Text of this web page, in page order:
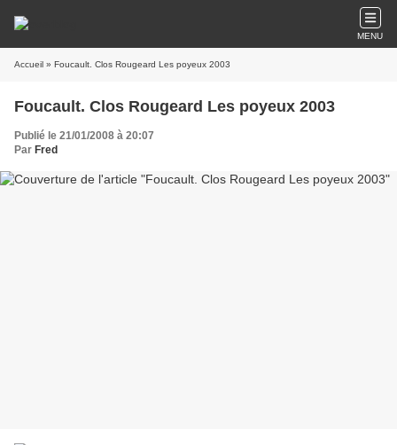
MENU
Accueil » Foucault. Clos Rougeard Les poyeux 2003
Foucault. Clos Rougeard Les poyeux 2003
Publié le 21/01/2008 à 20:07
Par Fred